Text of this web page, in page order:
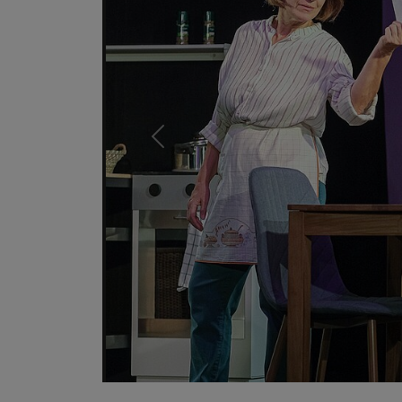
Previous